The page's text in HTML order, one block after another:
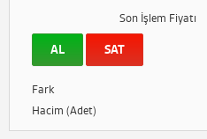
Son İşlem Fiyatı
AL SAT
Fark
Hacim (Adet)